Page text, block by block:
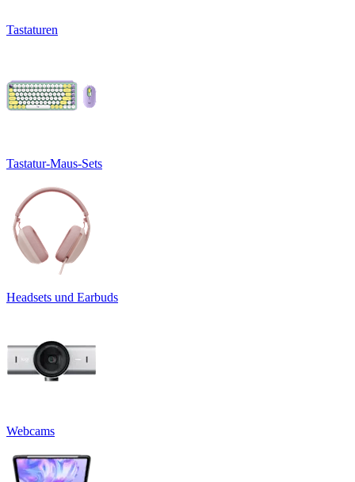
Tastaturen
Tastatur-Maus-Sets
Headsets und Earbuds
Webcams